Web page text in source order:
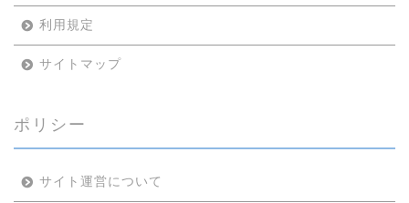
利用規定
サイトマップ
ポリシー
サイト運営について